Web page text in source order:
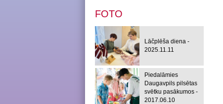
FOTO
Lāčplēša diena -
2025.11.11
Piedalāmies
Daugavpils pilsētas
svētku pasākumos -
2017.06.10